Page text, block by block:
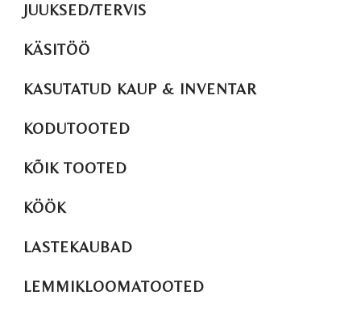
JUUKSED/TERVIS
KÄSITÖÖ
KASUTATUD KAUP & INVENTAR
KODUTOOTED
KÕIK TOOTED
KÖÖK
LASTEKAUBAD
LEMMIKLOOMATOOTED